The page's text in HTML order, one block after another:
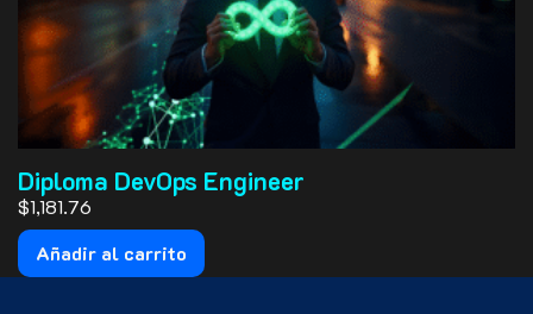
Diploma DevOps Engineer
$1,181.76
Añadir al carrito